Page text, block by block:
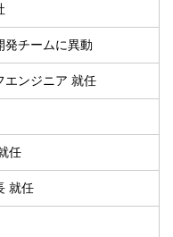
発チームに異動
エンジニア 就任
任
就任